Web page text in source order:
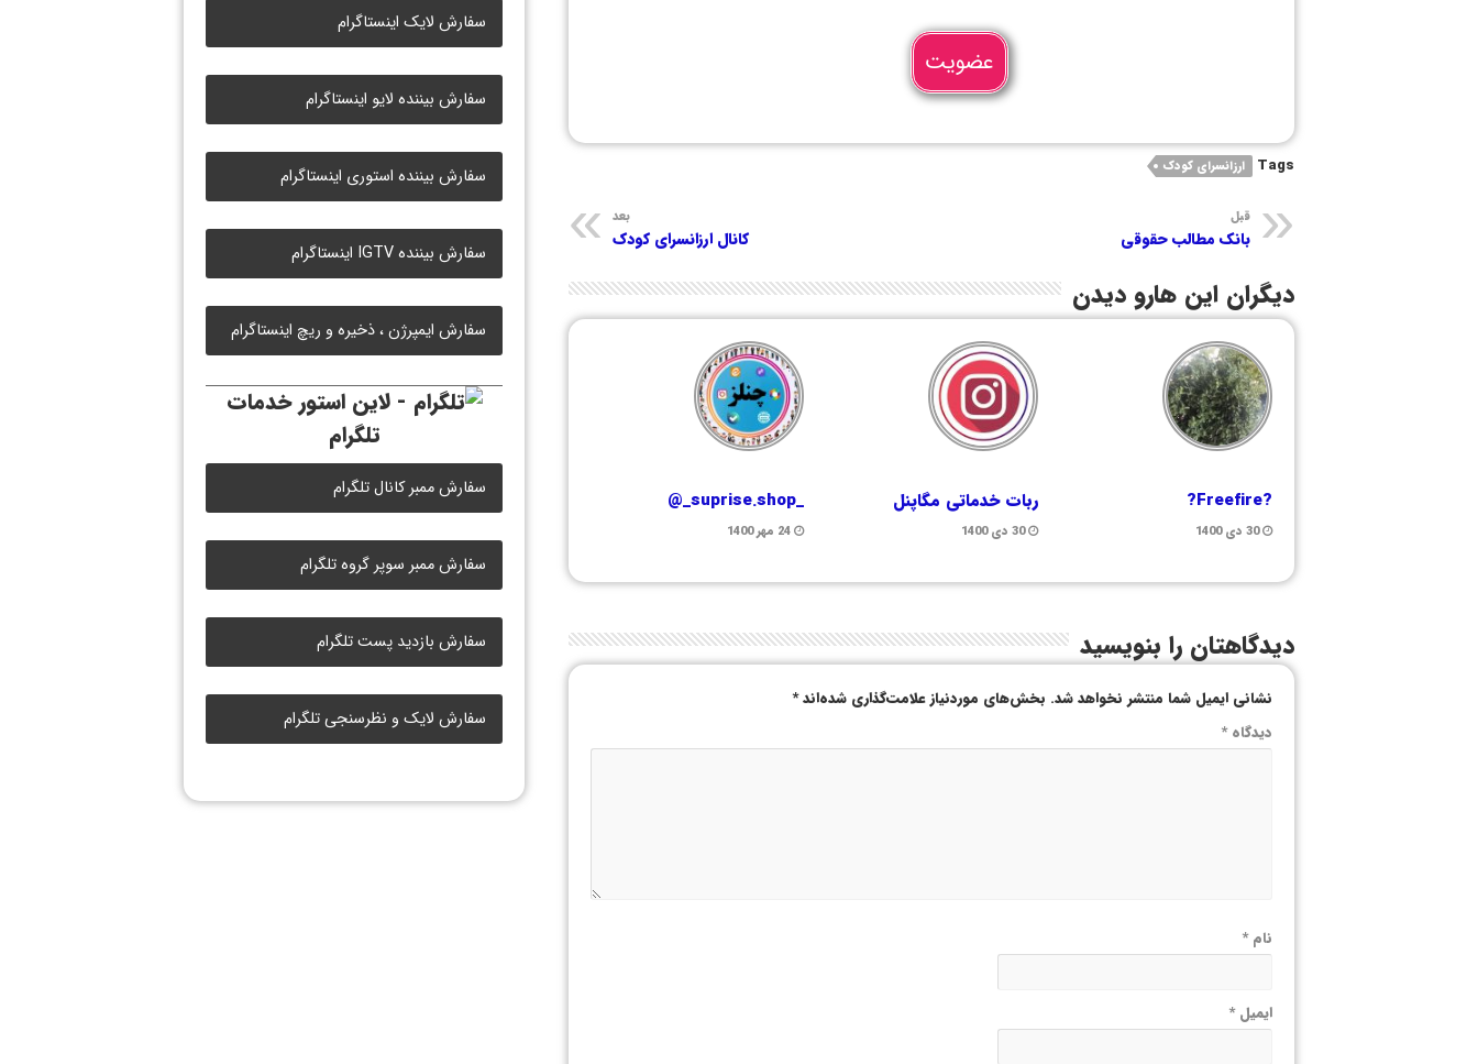
عضویت
Tags ارزانسرای کودک
قبل
بانک مطالب حقوقی
بعد
کانال ارزانسرای کودک
دیگران این هارو دیدن
?Freefire?
30 دی 1400
ربات خدماتی مگاپنل
30 دی 1400
_suprise.shop_@
24 مهر 1400
دیدگاهتان را بنویسید
نشانی ایمیل شما منتشر نخواهد شد. بخش‌های موردنیاز علامت‌گذاری شده‌اند*
دیدگاه*
نام*
ایمیل*
سفارش لایک اینستاگرام
سفارش بیننده لایو اینستاگرام
سفارش بیننده استوری اینستاگرام
سفارش بیننده IGTV اینستاگرام
سفارش ایمپرژن ، ذخیره و ریچ اینستاگرام
خدمات
تلگرام
سفارش ممبر کانال تلگرام
سفارش ممبر سوپر گروه تلگرام
سفارش بازدید پست تلگرام
سفارش لایک و نظرسنجی تلگرام